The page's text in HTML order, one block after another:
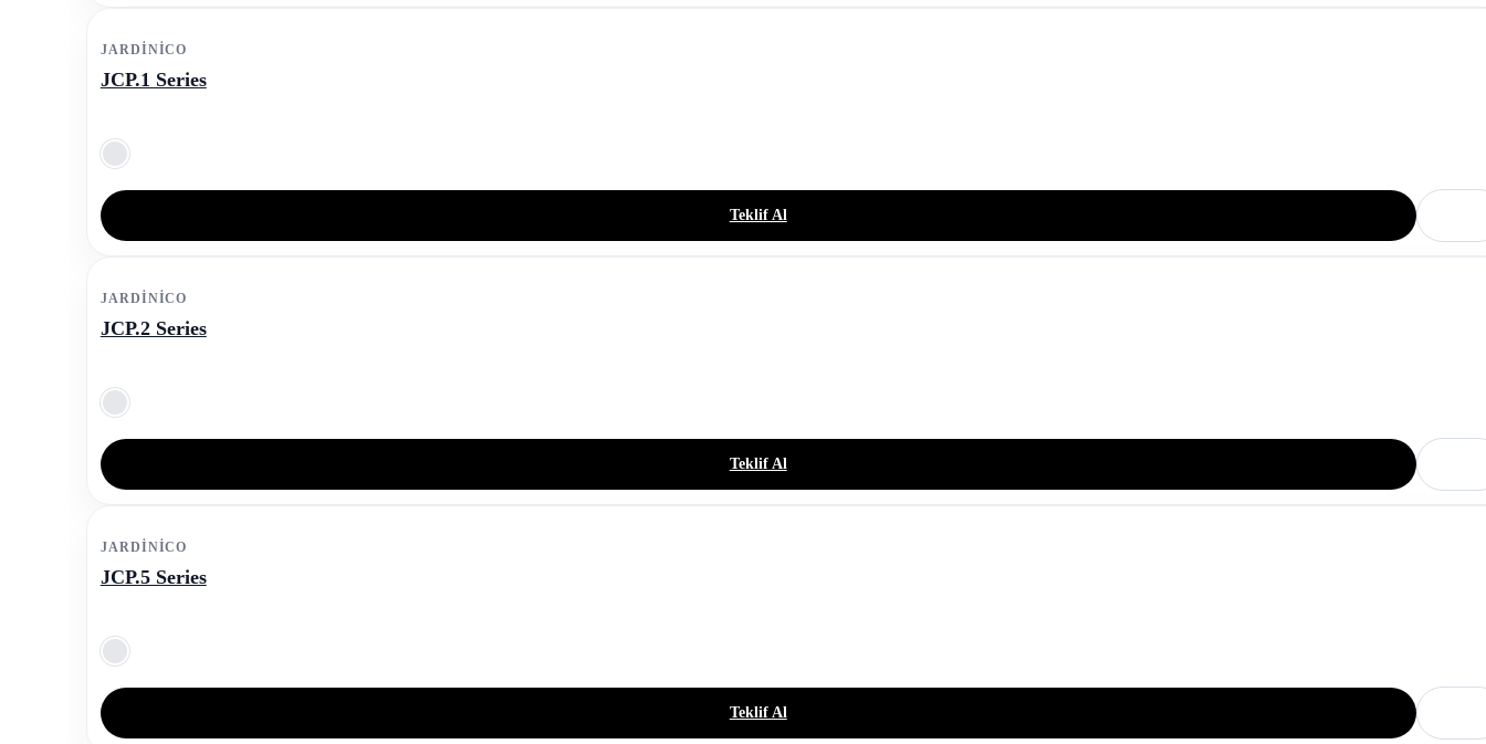
JARDINICO
JCP.1 Series
Teklif Al
JARDINICO
JCP.2 Series
Teklif Al
JARDINICO
JCP.5 Series
Teklif Al